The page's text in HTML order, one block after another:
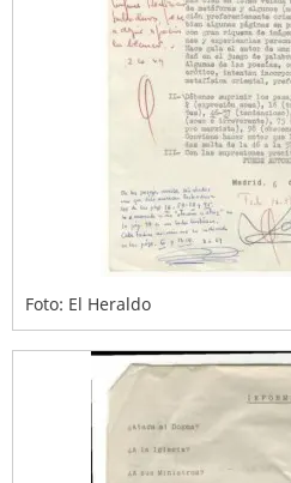
Foto: El Heraldo